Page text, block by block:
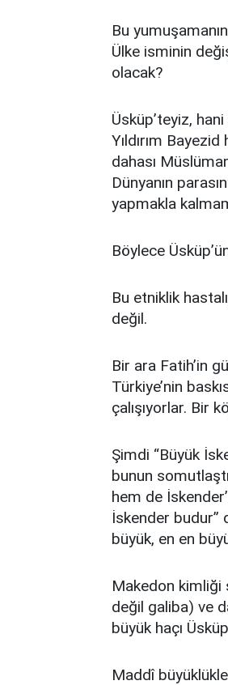
Bu
Ülke isminin
olacak?
Üsküp’teyiz, hani
Yıldırım
dahası
Dünyanın
yapmakla
Böylece
Bu etniklik
değil.
Bir ara Fatih’in
Türkiye’nin
çalışıyorlar. Bir
Şimdi “Büyük
bunun
hem de
İskender budur”
büyük, en en
Makedon kimliği
değil galiba) ve
büyük haçı
Maddî